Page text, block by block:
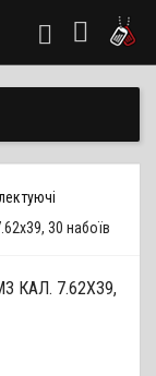
30 набоїв
КАЛ. 7.62Х39,